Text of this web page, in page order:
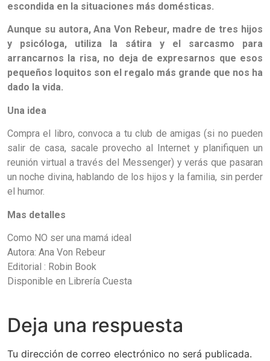
escondida en la situaciones más domésticas.
Aunque su autora, Ana Von Rebeur, madre de tres hijos
y psicóloga, utiliza la sátira y el sarcasmo para
arrancarnos la risa, no deja de expresarnos que esos
pequeños loquitos son el regalo más grande que nos ha
dado la vida.
Una idea
Compra el libro, convoca a tu club de amigas (si no pueden
salir de casa, sacale provecho al Internet y planifiquen un
reunión virtual a través del Messenger) y verás que pasaran
un noche divina, hablando de los hijos y la familia, sin perder
el humor.
Mas detalles
Como NO ser una mamá ideal
Autora: Ana Von Rebeur
Editorial : Robin Book
Disponible en Librería Cuesta
Deja una respuesta
Tu dirección de correo electrónico no será publicada.